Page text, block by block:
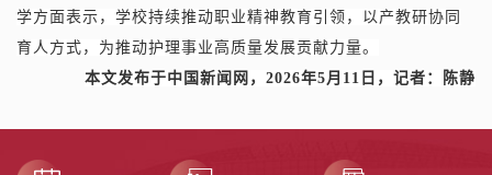
学方面表示，学校持续推动职业精神教育引领，以产教研协同
育人方式，为推动护理事业高质量发展贡献力量。
本文发布于中国新闻网，2026年5月11日，记者：陈静